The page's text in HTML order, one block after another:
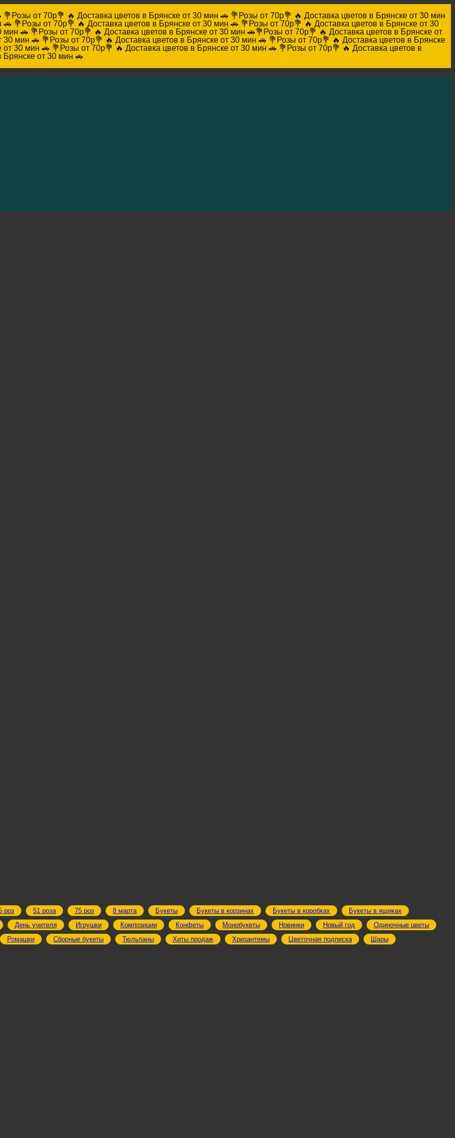
💐Розы от 70р💐 🔥 Доставка цветов в Брянске от 30 мин 🚗 💐Розы от 70р💐 🔥 Доставка цветов в Брянске от 30 мин
🚗 💐Розы от 70р💐 🔥 Доставка цветов в Брянске от 30 мин 🚗 💐Розы от 70р💐 🔥 Доставка цветов в Брянске от 30
мин 🚗 💐Розы от 70р💐 🔥 Доставка цветов в Брянске от 30 мин 🚗💐Розы от 70р💐 🔥 Доставка цветов в Брянске от
30 мин 🚗 💐Розы от 70р💐 🔥 Доставка цветов в Брянске от 30 мин 🚗 💐Розы от 70р💐 🔥 Доставка цветов в Брянске
от 30 мин 🚗 💐Розы от 70р💐 🔥 Доставка цветов в Брянске от 30 мин 🚗 💐Розы от 70р💐 🔥 Доставка цветов в
Брянске от 30 мин 🚗
роз 51 роза 75 роз 8 марта Букеты Букеты в корзинах Букеты в коробках
Букеты в ящиках
День учителя Игрушки Композиции Конфеты Монобукеты Новинки Новый год
Одиночные цветы
Ромашки Сборные букеты Тюльпаны Хиты продаж Хризантемы Цветочная подписка Шары